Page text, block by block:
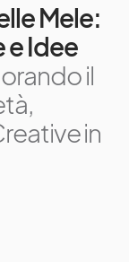
Mele:
e Idee
il
in